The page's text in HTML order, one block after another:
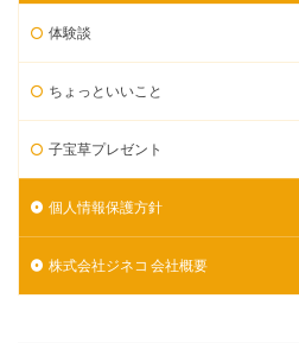
体験談
ちょっといいこと
子宝草プレゼント
個人情報保護方針
株式会社ジネコ 会社概要